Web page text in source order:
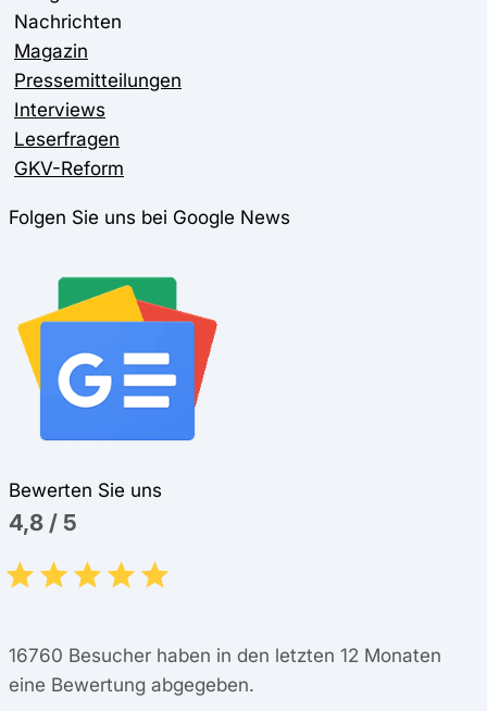
Nachrichten
Magazin
Pressemitteilungen
Interviews
Leserfragen
GKV-Reform
Folgen Sie uns bei Google News
Bewerten Sie uns
4,8 / 5
16760 Besucher haben in den letzten 12 Monaten
eine Bewertung abgegeben.